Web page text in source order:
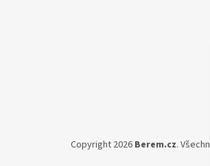
Copyright 2026 Berem.cz.